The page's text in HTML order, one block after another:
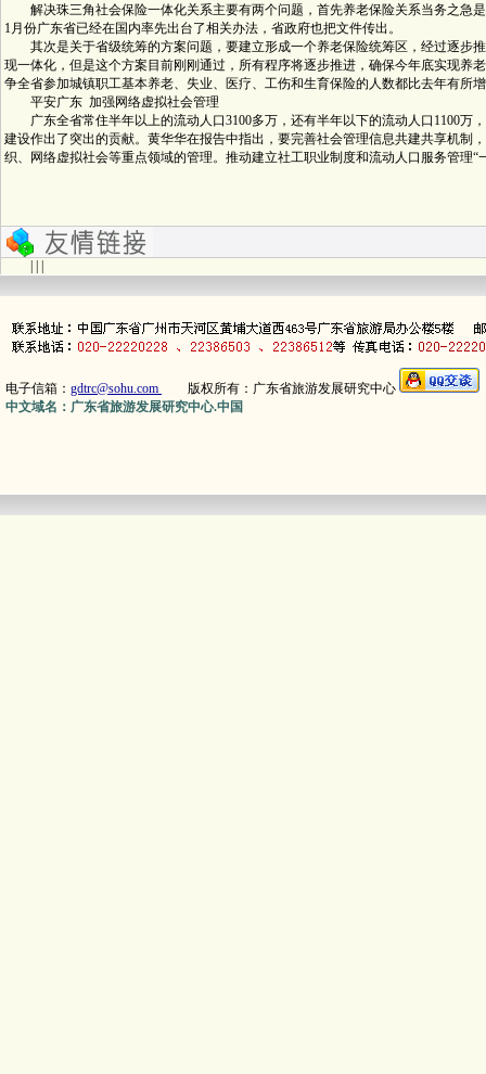
解决珠三角社会保险一体化关系主要有两个问题，首先养老保险关系当务之急
1月份广东省已经在国内率先出台了相关办法，省政府也把文件传出。
其次是关于省级统筹的方案问题，要建立形成一个养老保险统筹区，经过逐步
现一体化，但是这个方案目前刚刚通过，所有程序将逐步推进，确保今年底实现养
争全省参加城镇职工基本养老、失业、医疗、工伤和生育保险的人数都比去年有所
平安广东 加强网络虚拟社会管理
广东全省常住半年以上的流动人口3100多万，还有半年以下的流动人口1100万
建设作出了突出的贡献。黄华华在报告中指出，要完善社会管理信息共建共享机制
织、网络虚拟社会等重点领域的管理。推动建立社工职业制度和流动人口服务管理“
电子信箱： gdtrc@sohu.com 版权所有：广东省旅游发展研究中心
中文域名：广东省旅游发展研究中心.中国